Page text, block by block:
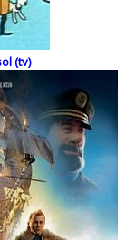
(tv)